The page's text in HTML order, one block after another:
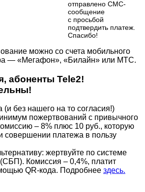
отправлено СМС-
сообщение
с просьбой
подтвердить платеж.
Cпасибо!
можно со счета мобильного
— «Мегафон», «Билайн» или МТС.
абоненты Tele2!
без нашего на то согласия!)
пожертвований с привычного
– 8% плюс 10 руб., которую
совершении платежа в пользу
жертвуйте по cистеме
Комиссия – 0,4%, платит
QR-кода. Подробнее здесь.